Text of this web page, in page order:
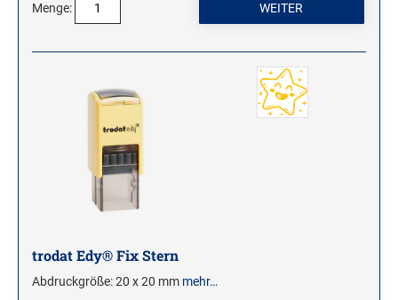
Menge:
trodat Edy® Fix Stern
Abdruckgröße: 20 x 20 mm mehr…